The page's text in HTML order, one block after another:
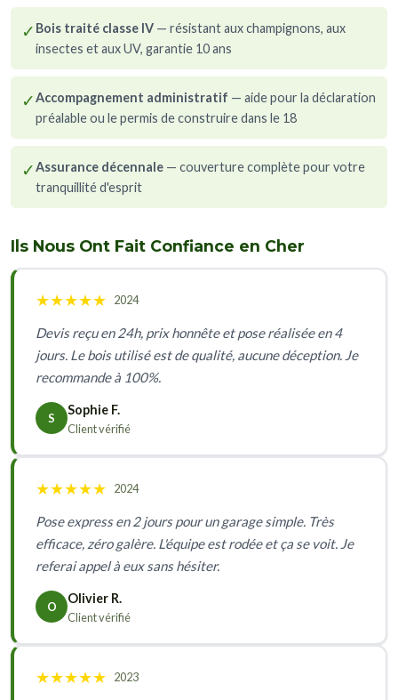
✓ Bois traité classe IV — résistant aux champignons, aux
insectes et aux UV, garantie 10 ans
✓Accompagnement administratif — aide pour la déclaration
préalable ou le permis de construire dans le 18
✓Assurance décennale — couverture complète pour votre
tranquillité d'esprit
Ils Nous Ont Fait Confiance en Cher
★★★★★ 2024
Devis reçu en 24h, prix honnête et pose réalisée en 4
jours. Le bois utilisé est de qualité, aucune déception. Je
recommande à 100%.
S
Sophie F.
Client vérifié
★★★★★ 2024
Pose express en 2 jours pour un garage simple. Très
efficace, zéro galère. L'équipe est rodée et ça se voit. Je
referai appel à eux sans hésiter.
O
Olivier R.
Client vérifié
★★★★★ 2023